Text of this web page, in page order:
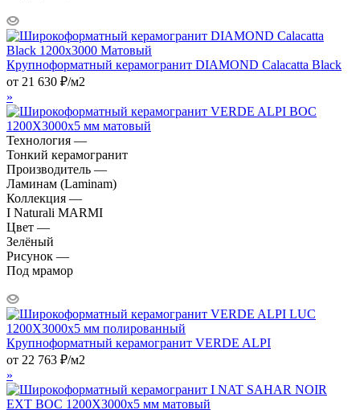
Крупноформатный керамогранит DIAMOND Calacatta Black
от 21 630 ₽/м2
»
Технология —
Тонкий керамогранит
Производитель —
Ламинам (Laminam)
Коллекция —
I Naturali MARMI
Цвет —
Зелёный
Рисунок —
Под мрамор
Крупноформатный керамогранит VERDE ALPI
от 22 763 ₽/м2
»